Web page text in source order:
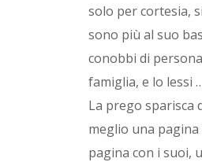
solo per cortesia,
sono più al suo
conobbi di
famiglia, e lo lessi
La prego sparisca
meglio una
pagina con i suoi,